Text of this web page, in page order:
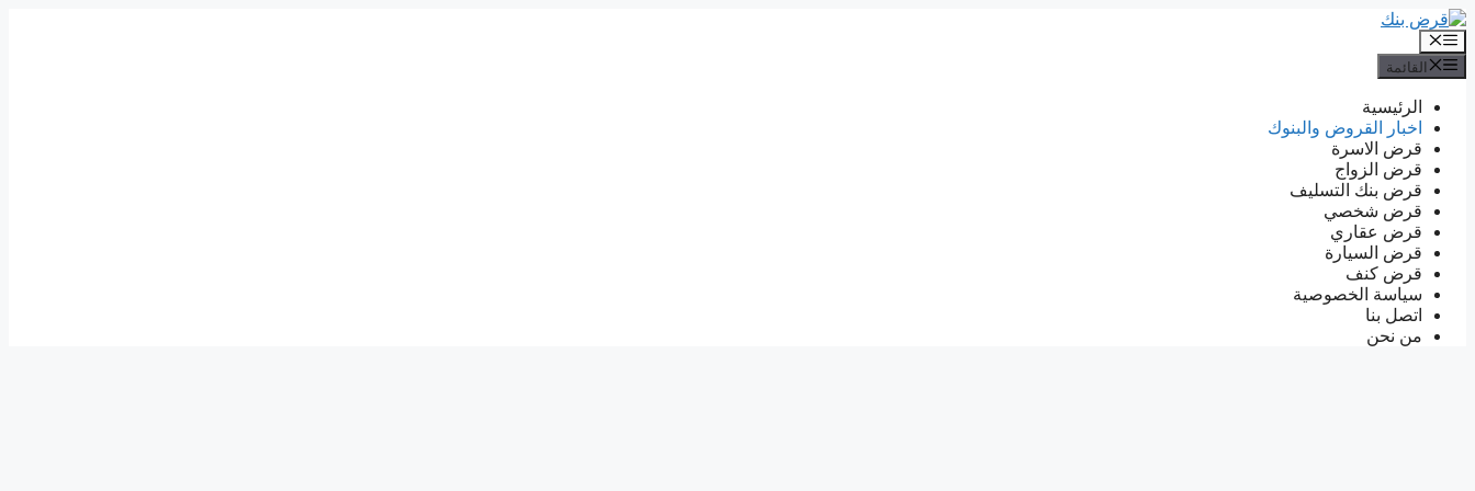
انتقل
إلى
المحتوى
القائمة
القائمة
الرئيسية
اخبار القروض والبنوك
قرض الاسرة
قرض الزواج
قرض بنك التسليف
قرض شخصي
قرض عقاري
قرض السيارة
قرض كنف
سياسة الخصوصية
اتصل بنا
من نحن